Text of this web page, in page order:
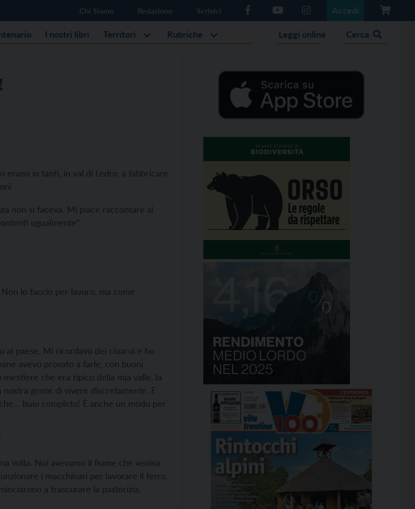
Chi Siamo Redazione Scrivici Accedi
I nostri libri Territori Rubriche Leggi online Cerca
erano in tanti, in val di Ledro, a fabbricare
non si faceva. Mi piace raccontare ai
ugualmente”
lo faccio per lavoro, ma come
al paese. Mi ricordavo dei ciuaroi e ho
avevo provato a farle, con buoni
che era tipico della mia valle, la
gente di vivere discretamente. E
buio completo! È anche un modo per
volta. Noi avevamo il fiume che veniva
i macchinari per lavorare il ferro.
a trascurare la pastorizia,